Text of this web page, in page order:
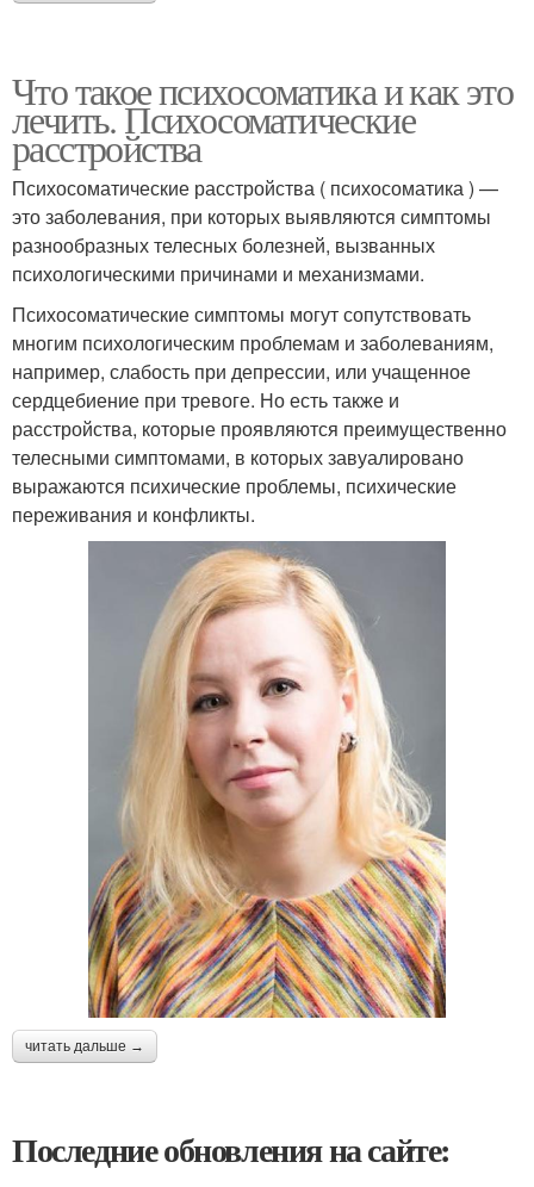
Что такое психосоматика и как это
лечить. Психосоматические
расстройства
Психосоматические расстройства ( психосоматика ) —
это заболевания, при которых выявляются симптомы
разнообразных телесных болезней, вызванных
психологическими причинами и механизмами.
Психосоматические симптомы могут сопутствовать
многим психологическим проблемам и заболеваниям,
например, слабость при депрессии, или учащенное
сердцебиение при тревоге. Но есть также и
расстройства, которые проявляются преимущественно
телесными симптомами, в которых завуалировано
выражаются психические проблемы, психические
переживания и конфликты.
читать дальше →
Последние обновления на сайте: